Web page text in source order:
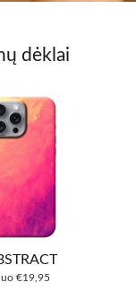
dėklai
€19,95